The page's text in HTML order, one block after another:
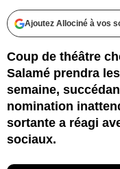
Ajoutez Allociné à vos
Coup de théâtre
Salamé prendra
semaine,
nomination
sortante a réagi
sociaux.